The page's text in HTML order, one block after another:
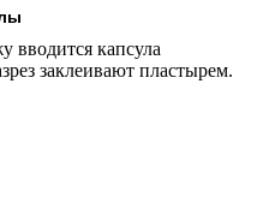
вводится капсула
заклеивают пластырем.